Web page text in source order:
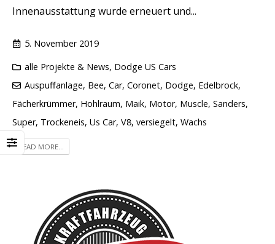
Innenausstattung wurde erneuert und...
5. November 2019
alle Projekte & News, Dodge US Cars
Auspuffanlage, Bee,Car,Coronet, Dodge, Edelbrock,
Fächerkrümmer, Hohlraum, Maik, Motor, Muscle, Sanders,
Super, Trockeneis, Us Car, V8, versiegelt, Wachs
READ MORE...